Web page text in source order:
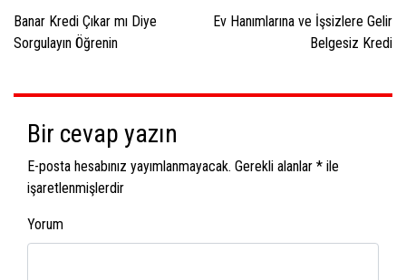
dolaşımı
Banar Kredi Çıkar mı Diye
Sorgulayın Öğrenin
Ev Hanımlarına ve İşsizlere Gelir
Belgesiz Kredi
Bir cevap yazın
E-posta hesabınız yayımlanmayacak. Gerekli alanlar * ile
işaretlenmişlerdir
Yorum